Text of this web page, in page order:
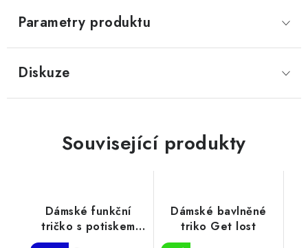
Parametry produktu
Diskuze
Související produkty
Dámské funkční
tričko s potiskem
EGO EKO
Dámské bavlněné
triko Get lost